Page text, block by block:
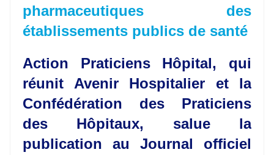
pharmaceutiques des
établissements publics de santé
Action Praticiens Hôpital, qui
réunit Avenir Hospitalier et la
Confédération des Praticiens
des Hôpitaux, salue la
publication au Journal officiel